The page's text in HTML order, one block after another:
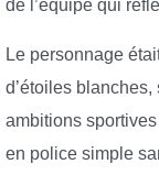
de l’équipe qui
Le personnage
d’étoiles
ambitions
en police simple